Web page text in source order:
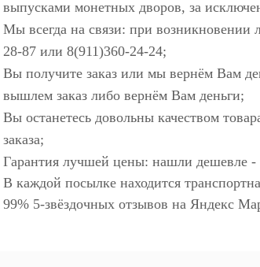
выпусками монетных дворов, за
Мы всегда на связи: при
28-87 или 8(911)360-24-24;
Вы получите заказ или мы вернём Вам
вышлем заказ либо вернём Вам деньги;
Вы останетесь довольны качеством
заказа;
Гарантия лучшей цены: нашли дешевле -
В каждой посылке находится
99% 5-звёздочных отзывов на Яндекс